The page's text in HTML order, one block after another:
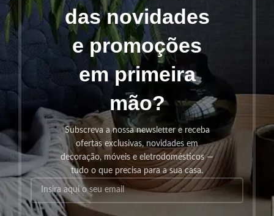
das novidades
e promoções
em primeira
mão?
Subscreva a nossa newsletter e receba
ofertas exclusivas, novidades em
decoração, móveis e eletrodomésticos —
tudo o que precisa para a sua casa.